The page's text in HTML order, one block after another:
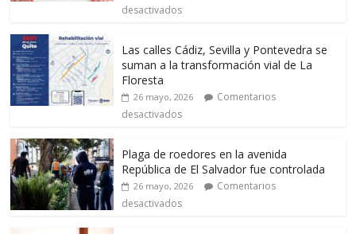
desactivados
Las calles Cádiz, Sevilla y Pontevedra se
suman a la transformación vial de La
Floresta
26 mayo, 2026
Comentarios
desactivados
Plaga de roedores en la avenida
República de El Salvador fue controlada
26 mayo, 2026
Comentarios
desactivados